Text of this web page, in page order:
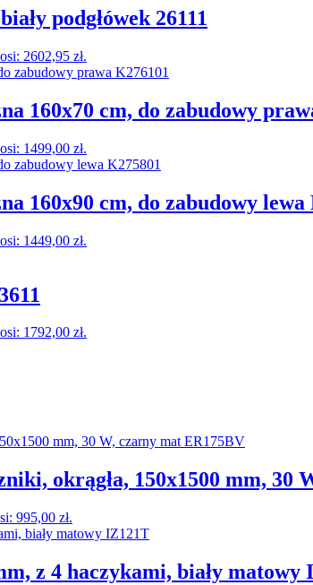
podgłówek 26111
2602,95 zł.
160x70 cm, do zabudowy
1499,00 zł.
160x90 cm, do zabudowy lewa
1449,00 zł.
1792,00 zł.
okrągła, 150x1500 mm, 30
995,00 zł.
z 4 haczykami, biały matowy